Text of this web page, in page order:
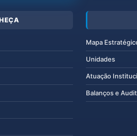
Mapa
Unidades
Atuação
Balanços e